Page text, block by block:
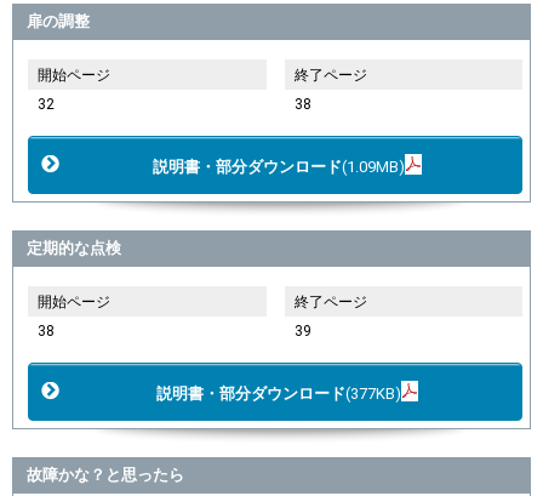
扉の調整
開始ページ
32
終了ページ
38
説明書・部分ダウンロード(1.09MB)
定期的な点検
開始ページ
38
終了ページ
39
説明書・部分ダウンロード(377KB)
故障かな？と思ったら